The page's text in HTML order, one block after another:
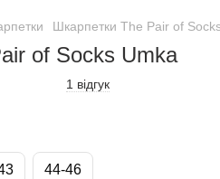
Шкарпетки The Pair of
of Socks Umka
1 відгук
44-46